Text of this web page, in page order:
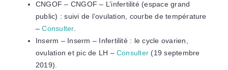
CNGOF – CNGOF – L’infertilité (espace grand
public) : suivi de l’ovulation, courbe de température
–Consulter.
Inserm – Inserm – Infertilité : le cycle ovarien,
ovulation et pic de LH – Consulter (19 septembre
2019).